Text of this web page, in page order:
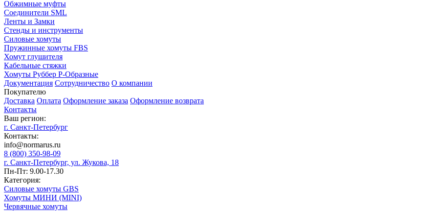
Обжимные муфты
Соединители SML
Ленты и Замки
Стенды и инструменты
Силовые хомуты
Пружинные хомуты FBS
Хомут глушителя
Кабельные стяжки
Хомуты Руббер Р-Образные
Документация Сотрудничество О компании
Покупателю
Доставка Оплата Оформление заказа Оформление возврата
Контакты
Ваш регион:
г. Санкт-Петербург
Контакты:
info@normarus.ru
8 (800) 350-98-09
г. Санкт-Петербург, ул. Жукова, 18
Пн-Пт: 9.00-17.30
Категория:
Силовые хомуты GBS
Хомуты МИНИ (MINI)
Червячные хомуты